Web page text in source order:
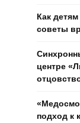
Как
советы
центре
подход к